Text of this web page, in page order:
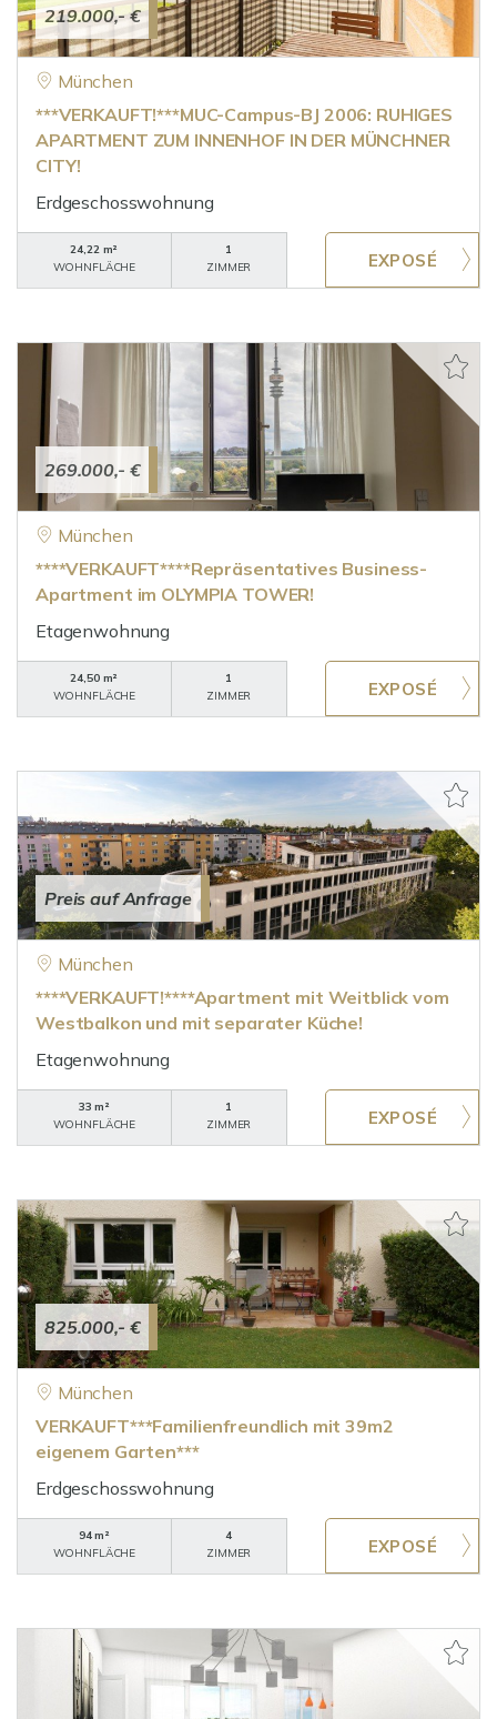
219.000,- €
München
***VERKAUFT!***MUC-Campus-BJ 2006: RUHIGES
APARTMENT ZUM INNENHOF IN DER MÜNCHNER
CITY!
Erdgeschosswohnung
24,22 m²
WOHNFLÄCHE
1
ZIMMER
269.000,- €
München
****VERKAUFT****Repräsentatives Business-
Apartment im OLYMPIA TOWER!
Etagenwohnung
24,50 m²
WOHNFLÄCHE
1
ZIMMER
Preis auf Anfrage
München
****VERKAUFT!****Apartment mit Weitblick vom
Westbalkon und mit separater Küche!
Etagenwohnung
33 m²
WOHNFLÄCHE
1
ZIMMER
825.000,- €
München
VERKAUFT***Familienfreundlich mit 39m2
eigenem Garten***
Erdgeschosswohnung
94 m²
WOHNFLÄCHE
4
ZIMMER